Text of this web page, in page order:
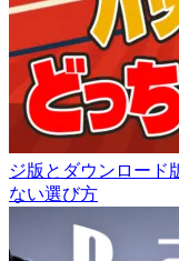
ジ版とダウンロード
ない選び方